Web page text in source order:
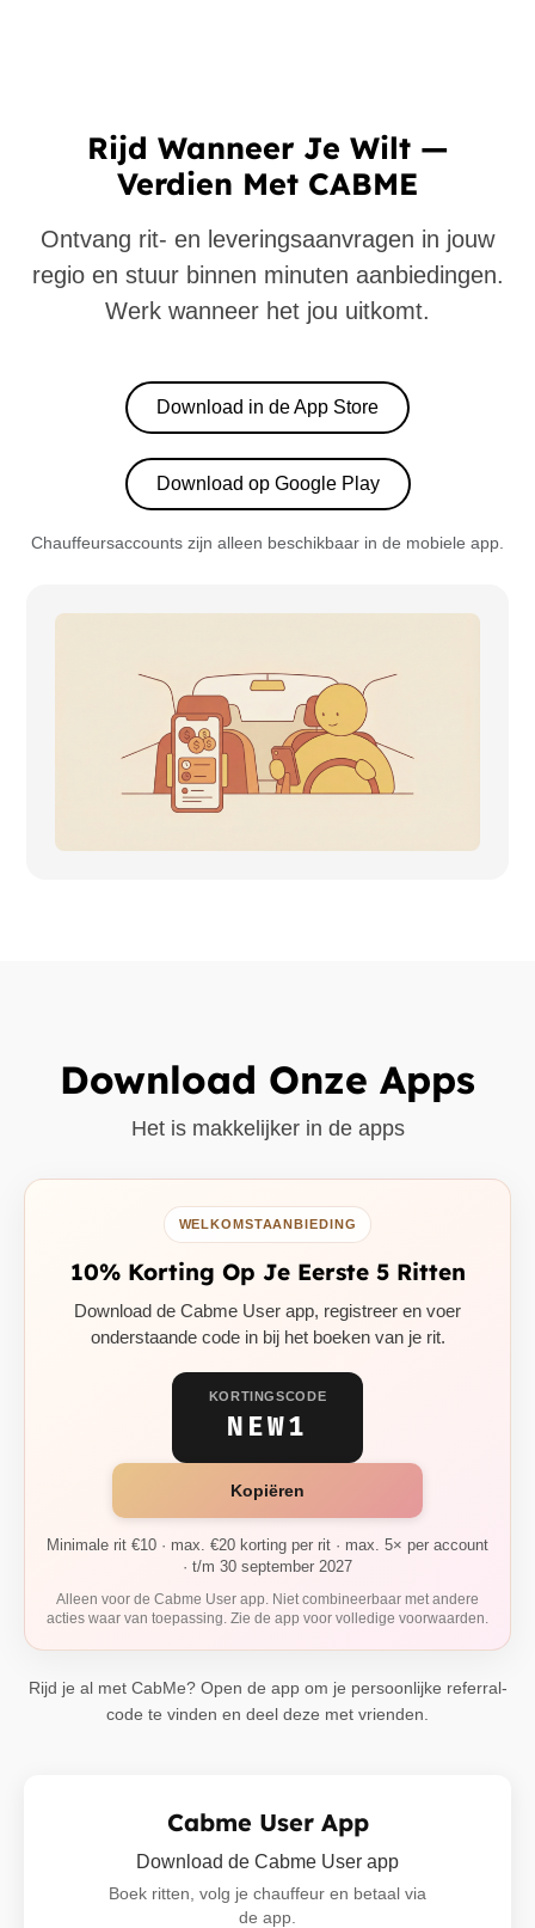
Rijd Wanneer Je Wilt —
Verdien Met CABME
Ontvang rit- en leveringsaanvragen in jouw
regio en stuur binnen minuten aanbiedingen.
Werk wanneer het jou uitkomt.
Download in de App Store
Download op Google Play
Chauffeursaccounts zijn alleen beschikbaar in de mobiele app.
Download Onze Apps
Het is makkelijker in de apps
WELKOMSTAANBIEDING
10% Korting Op Je Eerste 5 Ritten
Download de Cabme User app, registreer en voer
onderstaande code in bij het boeken van je rit.
KORTINGSCODE
NEW1
Kopiëren
Minimale rit €10 · max. €20 korting per rit · max. 5× per account
· t/m 30 september 2027
Alleen voor de Cabme User app. Niet combineerbaar met andere
acties waar van toepassing. Zie de app voor volledige voorwaarden.
Rijd je al met CabMe? Open de app om je persoonlijke referral-
code te vinden en deel deze met vrienden.
Cabme User App
Download de Cabme User app
Boek ritten, volg je chauffeur en betaal via
de app.